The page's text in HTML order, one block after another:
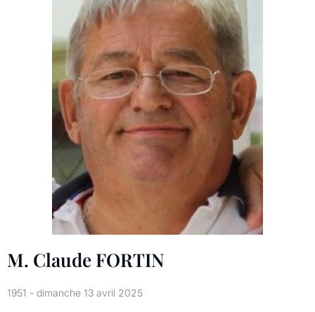
M. Claude FORTIN
1951 - dimanche 13 avril 2025